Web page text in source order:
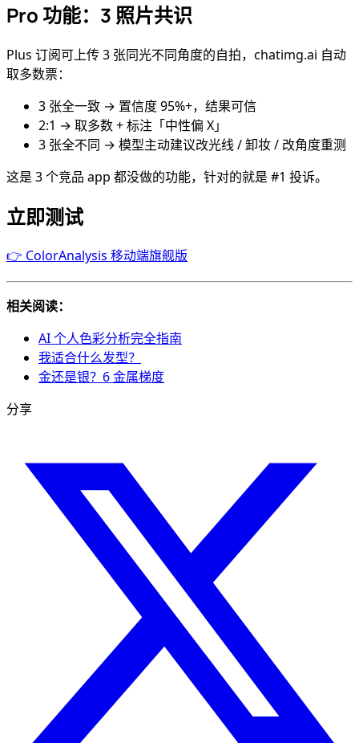
Pro 功能：3 照片共识
Plus 订阅可上传 3 张同光不同角度的自拍，chatimg.ai 自动
取多数票：
3 张全一致 → 置信度 95%+，结果可信
2:1 → 取多数 + 标注「中性偏 X」
3 张全不同 → 模型主动建议改光线 / 卸妆 / 改角度重测
这是 3 个竞品 app 都没做的功能，针对的就是 #1 投诉。
立即测试
👉 ColorAnalysis 移动端旗舰版
相关阅读：
AI 个人色彩分析完全指南
我适合什么发型？
金还是银？6 金属梯度
分享